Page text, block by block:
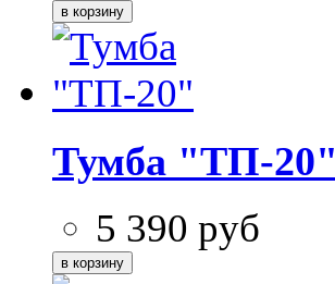
Тумба "ТП-20"
5 390 руб